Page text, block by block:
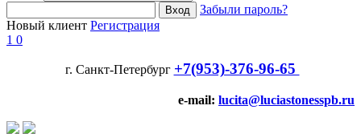
Забыли пароль?
Новый клиент Регистрация
1 0
г. Санкт-Петербург +7(953)-376-96-65
e-mail: lucita@luciastonesspb.ru